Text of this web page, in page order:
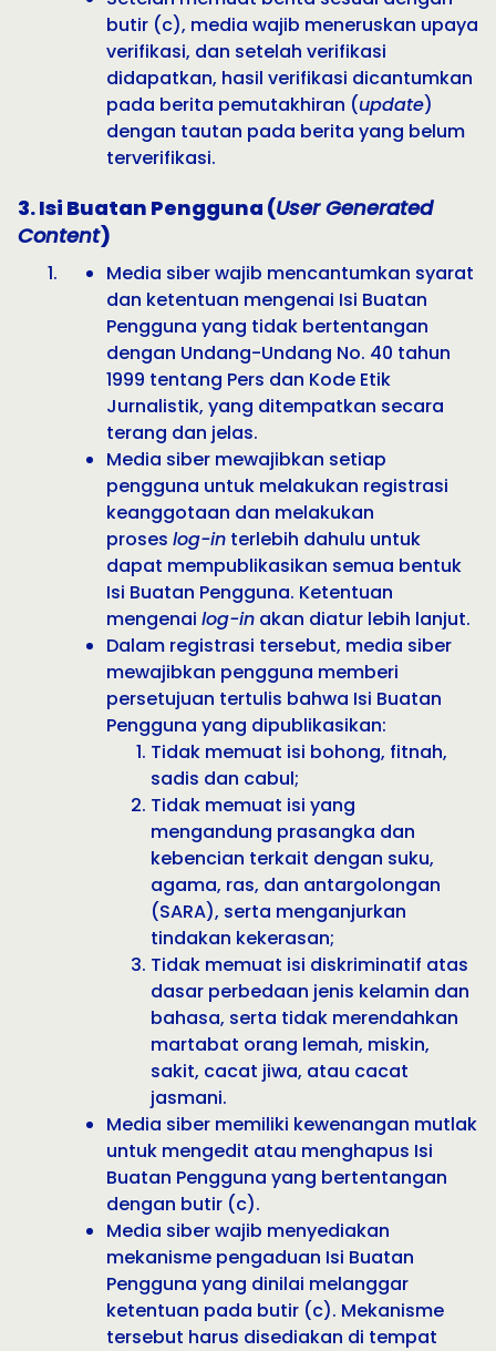
butir (c), media wajib meneruskan upaya
verifikasi, dan setelah verifikasi
didapatkan, hasil verifikasi dicantumkan
pada berita pemutakhiran (update)
dengan tautan pada berita yang belum
terverifikasi.
3. Isi Buatan Pengguna (User Generated
Content)
Media siber wajib mencantumkan syarat
dan ketentuan mengenai Isi Buatan
Pengguna yang tidak bertentangan
dengan Undang-Undang No. 40 tahun
1999 tentang Pers dan Kode Etik
Jurnalistik, yang ditempatkan secara
terang dan jelas.
Media siber mewajibkan setiap
pengguna untuk melakukan registrasi
keanggotaan dan melakukan
proses log-in terlebih dahulu untuk
dapat mempublikasikan semua bentuk
Isi Buatan Pengguna. Ketentuan
mengenai log-in akan diatur lebih lanjut.
Dalam registrasi tersebut, media siber
mewajibkan pengguna memberi
persetujuan tertulis bahwa Isi Buatan
Pengguna yang dipublikasikan:
Tidak memuat isi bohong, fitnah,
sadis dan cabul;
Tidak memuat isi yang
mengandung prasangka dan
kebencian terkait dengan suku,
agama, ras, dan antargolongan
(SARA), serta menganjurkan
tindakan kekerasan;
Tidak memuat isi diskriminatif atas
dasar perbedaan jenis kelamin dan
bahasa, serta tidak merendahkan
martabat orang lemah, miskin,
sakit, cacat jiwa, atau cacat
jasmani.
Media siber memiliki kewenangan mutlak
untuk mengedit atau menghapus Isi
Buatan Pengguna yang bertentangan
dengan butir (c).
Media siber wajib menyediakan
mekanisme pengaduan Isi Buatan
Pengguna yang dinilai melanggar
ketentuan pada butir (c). Mekanisme
tersebut harus disediakan di tempat